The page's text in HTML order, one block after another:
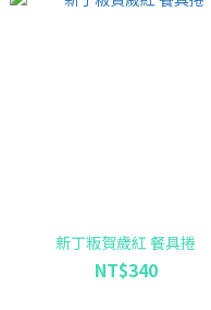
新丁粄賀歲紅 餐具捲
NT$340